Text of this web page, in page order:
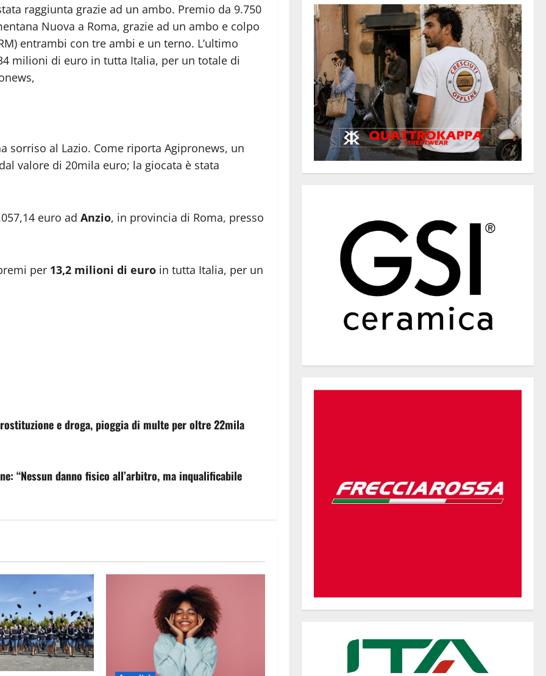
raggiunta grazie ad un ambo. Premio da 9.750
Nuova a Roma, grazie ad un ambo e colpo
entrambi con tre ambi e un terno. L’ultimo
milioni di euro in tutta Italia, per un totale di
sorriso al Lazio. Come riporta Agipronews, un
valore di 20mila euro; la giocata è stata
euro ad Anzio, in provincia di Roma, presso
per 13,2 milioni di euro in tutta Italia, per un
e droga, pioggia di multe per oltre 22mila
“Nessun danno fisico all’arbitro, ma inqualificabile